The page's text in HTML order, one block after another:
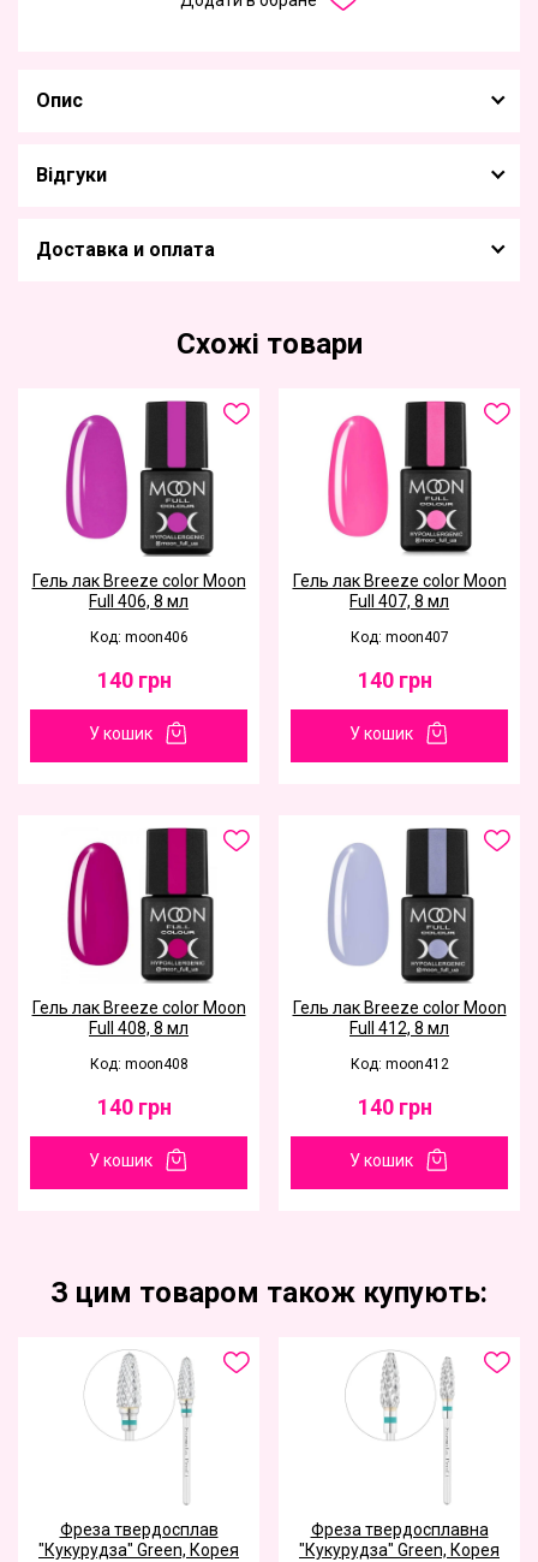
Опис
Відгуки
Доставка и оплата
Схожі товари
Гель лак Breeze color Moon
Full 406, 8 мл
Код: moon406
140 грн
У кошик
Гель лак Breeze color Moon
Full 407, 8 мл
Код: moon407
140 грн
У кошик
Гель лак Breeze color Moon
Full 408, 8 мл
Код: moon408
140 грн
У кошик
Гель лак Breeze color Moon
Full 412, 8 мл
Код: moon412
140 грн
У кошик
З цим товаром також купують:
Фреза твердосплав
"Кукурудза" Green, Корея
Фреза твердосплавна
"Кукурудза" Green, Корея